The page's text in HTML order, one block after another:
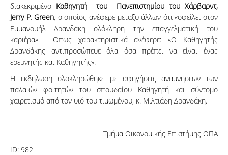
διακεκριμένο Καθηγητή του Πανεπιστημίου του Χάρβαρντ,
Jerry Ρ. Green, o οποίος ανέφερε μεταξύ άλλων ότι «οφείλει στον
Εμμανουήλ Δρανδάκη ολόκληρη την επαγγελματική του
καριέρα». Όπως χαρακτηριστικά ανέφερε: «Ο Καθηγητής
Δρανδάκης αντιπροσώπευε όλα όσα πρέπει να είναι ένας
ερευνητής και Καθηγητής».
Η εκδήλωση ολοκληρώθηκε με αφηγήσεις αναμνήσεων των
παλαιών φοιτητών του σπουδαίου Καθηγητή και σύντομο
χαιρετισμό από τον υιό του τιμωμένου, κ. Μιλτιάδη Δρανδάκη.
Τμήμα Οικονομικής Επιστήμης ΟΠΑ
ID: 982